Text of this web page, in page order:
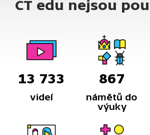
ČT edu nejsou
13 733
videí
867
námětů do
výuky